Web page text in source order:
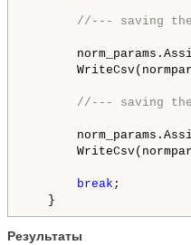
//--- saving the
//--- saving
break ;
}
Результаты